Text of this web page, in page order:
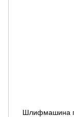
Шлифмашина